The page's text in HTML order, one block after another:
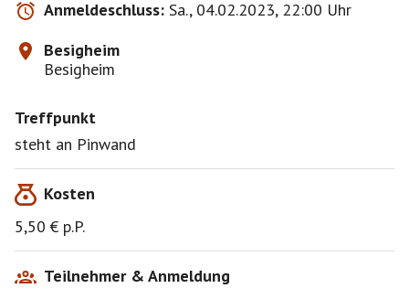
Anmeldeschluss: Sa., 04.02.2023, 22:00 Uhr
Besigheim
Besigheim
Treffpunkt
steht an Pinwand
Kosten
5,50 € p.P.
Teilnehmer & Anmeldung